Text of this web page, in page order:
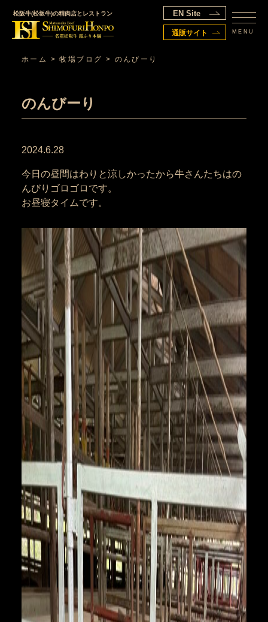
松阪牛(松坂牛)の精肉店とレストラン
通販サイト
EN Site
MENU
ホーム >牧場ブログ > のんびーり
のんびーり
2024.6.28
今日の昼間はわりと涼しかったから牛さんたちはの
んびりゴロゴロです。
お昼寝タイムです。